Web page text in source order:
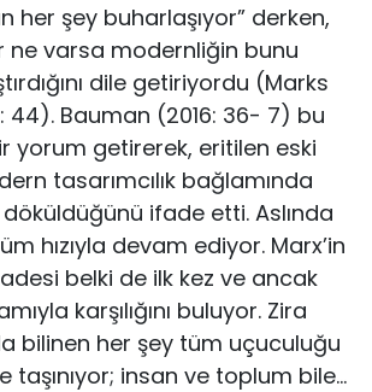
her şey buharlaşıyor” derken,
ne varsa modernliğin bunu
dile getiriyordu (Marks
44). Bauman (2016: 36- 7) bu
yorum getirerek, eritilen eski
tasarımcılık bağlamında
ifade etti. Aslında
hızıyla devam ediyor. Marx’in
belki de ilk kez ve ancak
karşılığını buluyor. Zira
bilinen her şey tüm uçuculuğu
taşınıyor; insan ve toplum bile…